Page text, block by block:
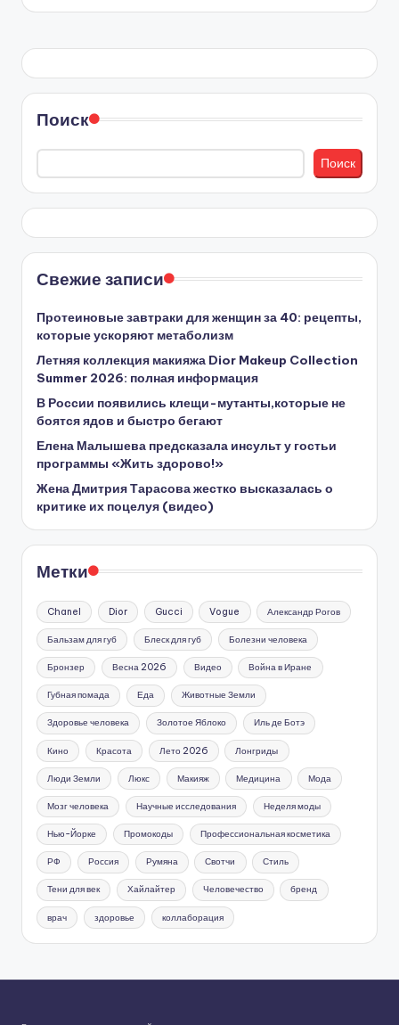
Поиск
Поиск
Свежие записи
Протеиновые завтраки для женщин за 40: рецепты,
которые ускоряют метаболизм
Летняя коллекция макияжа Dior Makeup Collection
Summer 2026: полная информация
В России появились клещи-мутанты,которые не
боятся ядов и быстро бегают
Елена Малышева предсказала инсульт у гостьи
программы «Жить здорово!»
Жена Дмитрия Тарасова жестко высказалась о
критике их поцелуя (видео)
Метки
Chanel Dior Gucci Vogue Александр Рогов
Бальзам для губ Блеск для губ Болезни человека
Бронзер Весна 2026 Видео Война в Иране
Губная помада Еда Животные Земли
Здоровье человека Золотое Яблоко Иль де Ботэ
Кино Красота Лето 2026 Лонгриды
Люди Земли Люкс Макияж Медицина Мода
Мозг человека Научные исследования Неделя моды
Нью-Йорке Промокоды Профессиональная косметика
РФ Россия Румяна Свотчи Стиль
Тени для век Хайлайтер Человечество бренд
врач здоровье коллаборация